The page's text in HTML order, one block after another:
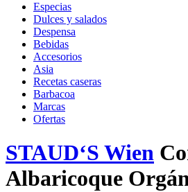
Especias
Dulces y salados
Despensa
Bebidas
Accesorios
Asia
Recetas caseras
Barbacoa
Marcas
Ofertas
STAUD‘S Wien
Albaricoque